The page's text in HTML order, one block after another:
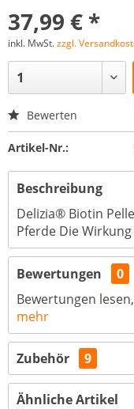
37,99 € *
inkl. MwSt.zzgl.
Bewerten
Artikel-Nr.:
Beschreibung
Delizia® Biotin
Pferde Die
Bewertungen
0
Bewertungen
mehr
Zubehör 9
Ähnliche Artikel